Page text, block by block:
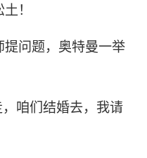
！
问题，奥特曼一举
咱们结婚去，我请